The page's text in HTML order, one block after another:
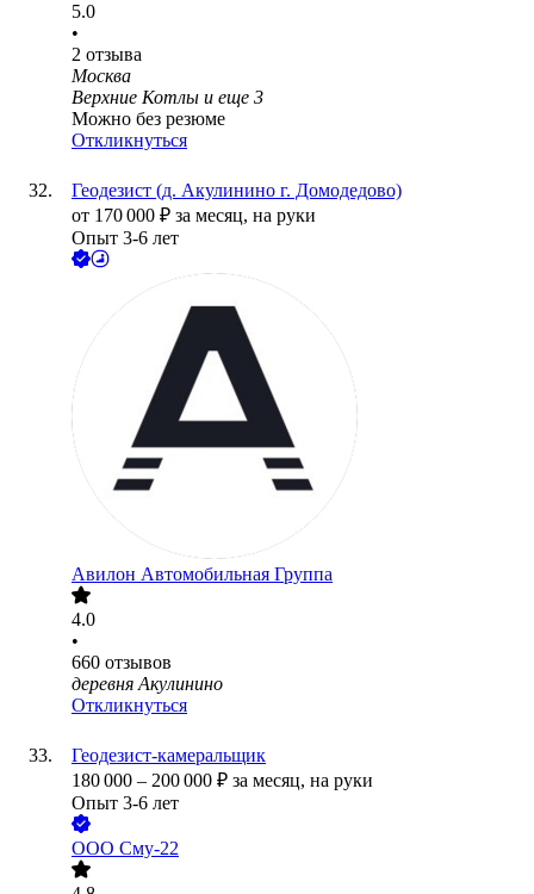
5.0
•
2 отзыва
Москва
Верхние Котлы и еще 3
Можно без резюме
Откликнуться
Геодезист (д. Акулинино г. Домодедово)
от 170 000 ₽ за месяц, на руки
Опыт 3-6 лет
Авилон Автомобильная Группа
4.0
•
660 отзывов
деревня Акулинино
Откликнуться
Геодезист-камеральщик
180 000 – 200 000 ₽ за месяц, на руки
Опыт 3-6 лет
ООО Сму-22